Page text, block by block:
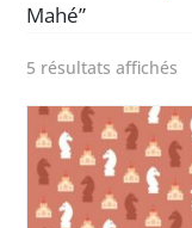
Mahé”
5 résultats affichés